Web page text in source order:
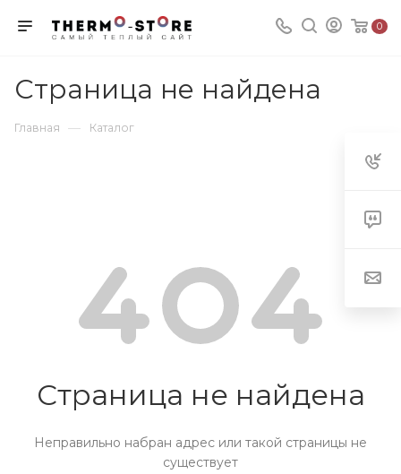
0
Страница не найдена
Главная — Каталог
Страница не найдена
Неправильно набран адрес или такой страницы не
существует